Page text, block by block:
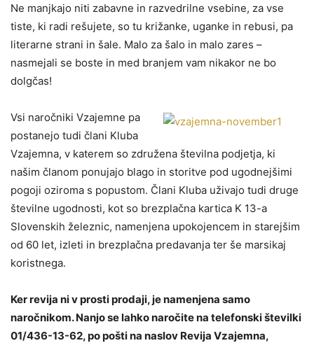
Ne manjkajo niti zabavne in razvedrilne vsebine, za vse
tiste, ki radi rešujete, so tu križanke, uganke in rebusi, pa
literarne strani in šale. Malo za šalo in malo zares –
nasmejali se boste in med branjem vam nikakor ne bo
dolgčas!
Vsi naročniki Vzajemne pa
postanejo tudi člani Kluba
Vzajemna, v katerem so združena številna podjetja, ki
našim članom ponujajo blago in storitve pod ugodnejšimi
pogoji oziroma s popustom. Člani Kluba uživajo tudi druge
številne ugodnosti, kot so brezplačna kartica K 13-a
Slovenskih železnic, namenjena upokojencem in starejšim
od 60 let, izleti in brezplačna predavanja ter še marsikaj
koristnega.
Ker revija ni v prosti prodaji, je namenjena samo
naročnikom. Nanjo se lahko naročite na telefonski številki
01/436-13-62, po pošti na naslov Revija Vzajemna,